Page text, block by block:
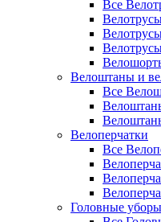
Все
Велоштаны и
Все
Велоперчатки
Все
Головные уборы